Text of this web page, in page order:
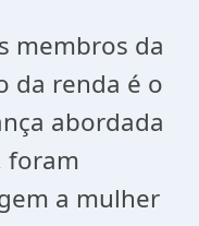
membros da
da renda é o
abordada
foram
a mulher